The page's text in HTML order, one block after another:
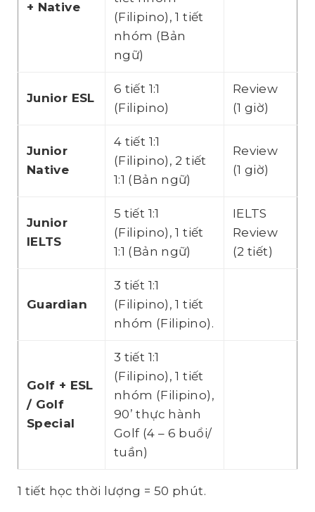
+ Native
(Filipino), 1 tiết
nhóm (Bản
ngữ)
Junior ESL
6 tiết 1:1
(Filipino)
Review
(1 giờ)
Junior
Native
4 tiết 1:1
(Filipino), 2 tiết
1:1 (Bản ngữ)
Review
(1 giờ)
Junior
IELTS
5 tiết 1:1
(Filipino), 1 tiết
1:1 (Bản ngữ)
IELTS
Review
(2 tiết)
Guardian
3 tiết 1:1
(Filipino), 1 tiết
nhóm (Filipino).
Golf + ESL
/ Golf
Special
3 tiết 1:1
(Filipino), 1 tiết
nhóm (Filipino),
90’ thực hành
Golf (4 – 6 buổi/
tuần)
1 tiết học thời lượng = 50 phút.